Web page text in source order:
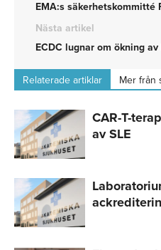
EMA:s säkerhetskommitté
Nästa artikel
ECDC lugnar om ökning
Relaterade artiklar Mer från
CAR-T-
av SLE